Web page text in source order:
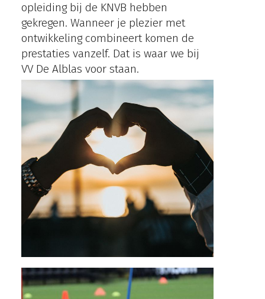
opleiding bij de KNVB hebben
gekregen. Wanneer je plezier met
ontwikkeling combineert komen de
prestaties vanzelf. Dat is waar we bij
VV De Alblas voor staan.